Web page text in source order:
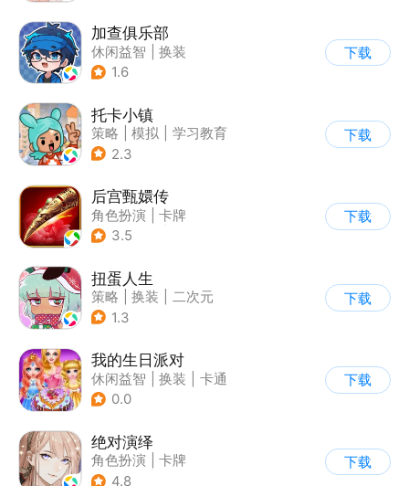
加查俱乐部
休闲益智
换装
1.6
下载
托卡小镇
策略 模拟
学习教育
| Q版
2.3
下载
后宫甄嬛传
角色扮演
卡牌
| 架空历史
3.5
下载
扭蛋人生
策略 换装
二次元
| 休闲益智
1.3
下载
我的生日派对
休闲益智 换装
卡通
0.0
下载
绝对演绎
角色扮演
卡牌
| 演艺圈
4.8
下载